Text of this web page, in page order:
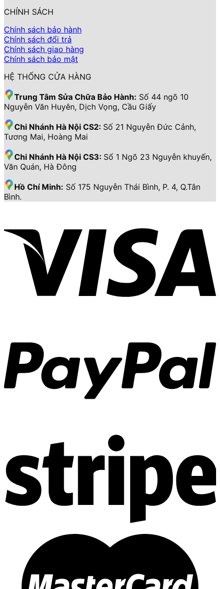
CHÍNH SÁCH
Chính sách bảo hành
Chính sách đổi trả
Chính sách giao hàng
Chính sách bảo mật
HỆ THỐNG CỬA HÀNG
Trung Tâm Sửa Chữa Bảo Hành: Số 44 ngõ 10
Nguyễn Văn Huyên, Dịch Vọng, Cầu Giấy
Chi Nhánh Hà Nội CS2: Số 21 Nguyễn Đức Cảnh,
Tương Mai, Hoàng Mai
Chi Nhánh Hà Nội CS3: Số 1 Ngõ 23 Nguyễn khuyến,
Văn Quán, Hà Đông
Hồ Chí Minh: Số 175 Nguyễn Thái Bình, P. 4, Q.Tân
Bình.